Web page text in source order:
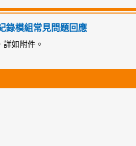
錄模組常見問題回應
如附件。